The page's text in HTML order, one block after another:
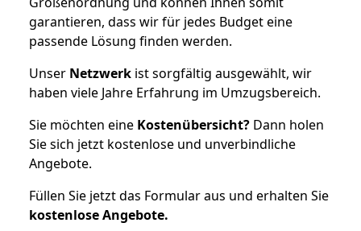
garantieren, dass wir für jedes Budget eine
passende Lösung finden werden.
Unser Netzwerk ist sorgfältig ausgewählt, wir
haben viele Jahre Erfahrung im Umzugsbereich.
Sie möchten eine Kostenübersicht? Dann holen
Sie sich jetzt kostenlose und unverbindliche
Angebote.
Füllen Sie jetzt das Formular aus und erhalten Sie
kostenloseAngebote.